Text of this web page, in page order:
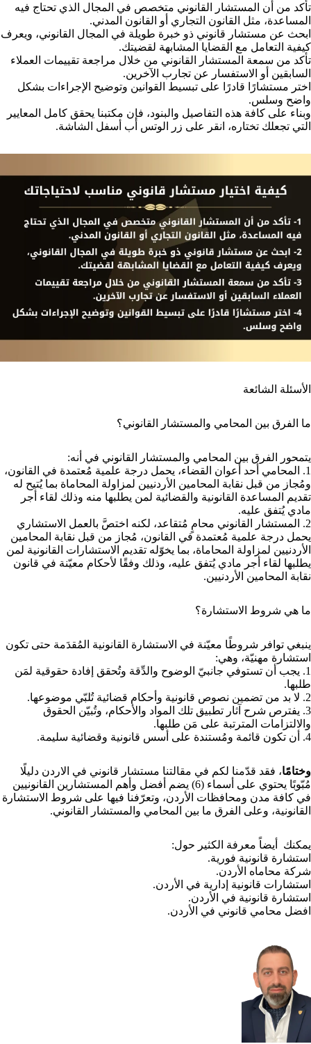
تأكد من أن المستشار القانوني متخصص في المجال الذي تحتاج فيه
المساعدة، مثل القانون التجاري أو القانون المدني.
ابحث عن مستشار قانوني ذو خبرة طويلة في المجال القانوني، ويعرف
كيفية التعامل مع القضايا المشابهة لقضيتك.
تأكد من سمعة المستشار القانوني من خلال مراجعة تقييمات العملاء
السابقين أو الاستفسار عن تجارب الآخرين.
اختر مستشارًا قادرًا على تبسيط القوانين وتوضيح الإجراءات بشكل
واضح وسلس.
وبناء على كافة هذه التفاصيل والبنود، فإن مكتبنا يحقق كامل المعايير
التي تجعلك تختاره، انقر على زر الوتس أب أسفل الشاشة.
الأسئلة الشائعة
ما الفرق بين المحامي والمستشار القانوني؟
يتمحور الفرق بين المحامي والمستشار القانوني في أنه:
1. المحامي أحد أعوان القضاء، يحمل درجة علمية مُعتمدة في القانون،
ومُجاز من قبل نقابة المحامين الأردنيين لمزاولة المحاماة بما يُتيح له
تقديم المساعدة القانونية والقضائية لمن يطلبها منه وذلك لقاء أجر
مادي يُتفق عليه.
2. المستشار القانوني محامٍ مُتقاعد، لكنه اختصَّ بالعمل الاستشاري
يحمل درجة علمية مُعتمدة في القانون، مُجاز من قبل نقابة المحامين
الأردنيين لمزاولة المحاماة، بما يخوّله تقديم الاستشارات القانونية لمن
يطلبها لقاء أجر مادي يُتفق عليه، وذلك وفقًا لأحكام معيّنة في قانون
نقابة المحامين الأردنيين.
ما هي شروط الاستشارة؟
ينبغي توافر شروطًا معيّنة في الاستشارة القانونية المُقدَمة حتى تكون
استشارة مهنيّة، وهي:
1. يجب أن تستوفي جانبيّ الوضوح والدِّقة وتُحقق إفادة حقوقية لمَن
طلبها.
2. لا بد من تضمين نصوص قانونية وأحكام قضائية تُلبّي موضوعها.
3. يفترص شرح آثار تطبيق تلك المواد والأحكام، وتُبيّن الحقوق
والالتزامات المترتبة على مَن طلبها.
4. أن تكون قائمة ومُستندة على أسس قانونية وقضائية سليمة.
وختامًا، فقد قدّمنا لكم في مقالتنا مستشار قانوني في الاردن دليلًا
مُبّوبًا يحتوي على أسماء (6) يضم أفضل وأهم المستشارين القانونيين
في كافة مدن ومحافظات الأردن، وتعرّفنا فيها على شروط الاستشارة
القانونية، وعلى الفرق ما بين المحامي والمستشار القانوني.
يمكنك أيضاً معرفة الكثير حول:
استشارة قانونية فورية.
شركة محاماه الأردن.
استشارات قانونية إدارية في الأردن.
استشارة قانونية في الأردن.
افضل محامي قانوني في الأردن.